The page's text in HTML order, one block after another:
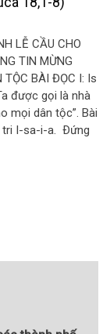
LỄ CẦU CHO
TIN MỪNG
TỘC BÀI ĐỌC I: Is
được gọi là nhà
mọi dân tộc”. Bài
tri I-sa-i-a. Ðứng